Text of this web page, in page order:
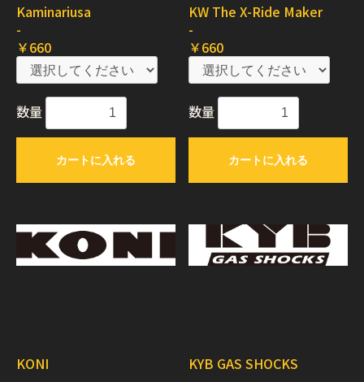
Kaminariusa
-
￥660
数量
カートに入れる
KW The X-Ride Maker
-
￥660
数量
カートに入れる
KONI
KYB GAS SHOCKS